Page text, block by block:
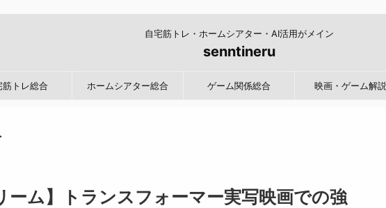
自宅筋トレ・ホームシアター・AI活用がメイン
senntineru
筋トレ総合 ホームシアター総合 ゲーム関係総合 映画・ゲーム解説
ーム】トランスフォーマー実写映画での強